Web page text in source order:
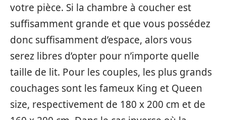
votre pièce. Si la chambre à coucher est
suffisamment grande et que vous possédez
donc suffisamment d’espace, alors vous
serez libres d’opter pour n’importe quelle
taille de lit. Pour les couples, les plus grands
couchages sont les fameux King et Queen
size, respectivement de 180 x 200 cm et de